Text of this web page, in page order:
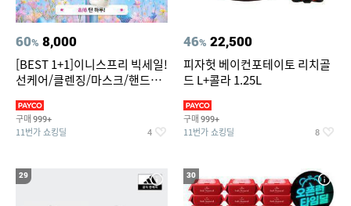
60% 8,000
[BEST 1+1]이니스프리 빅세일!
선케어/클렌징/마스크/핸드크
구매 999+
11번가 쇼킹딜 4
46% 22,500
피자헛 베이컨포테이토 리치골
드 L+콜라 1.25L
구매 999+
11번가 쇼킹딜 8
29 30